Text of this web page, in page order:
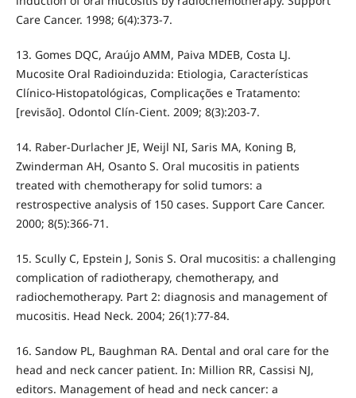
Care Cancer. 1998; 6(4):373-7.
13. Gomes DQC, Araújo AMM, Paiva MDEB, Costa LJ.
Mucosite Oral Radioinduzida: Etiologia, Características
Clínico-Histopatológicas, Complicações e Tratamento:
[revisão]. Odontol Clín-Cient. 2009; 8(3):203-7.
14. Raber-Durlacher JE, Weijl NI, Saris MA, Koning B,
Zwinderman AH, Osanto S. Oral mucositis in patients
treated with chemotherapy for solid tumors: a
restrospective analysis of 150 cases. Support Care Cancer.
2000; 8(5):366-71.
15. Scully C, Epstein J, Sonis S. Oral mucositis: a challenging
complication of radiotherapy, chemotherapy, and
radiochemotherapy. Part 2: diagnosis and management of
mucositis. Head Neck. 2004; 26(1):77-84.
16. Sandow PL, Baughman RA. Dental and oral care for the
head and neck cancer patient. In: Million RR, Cassisi NJ,
editors. Management of head and neck cancer: a